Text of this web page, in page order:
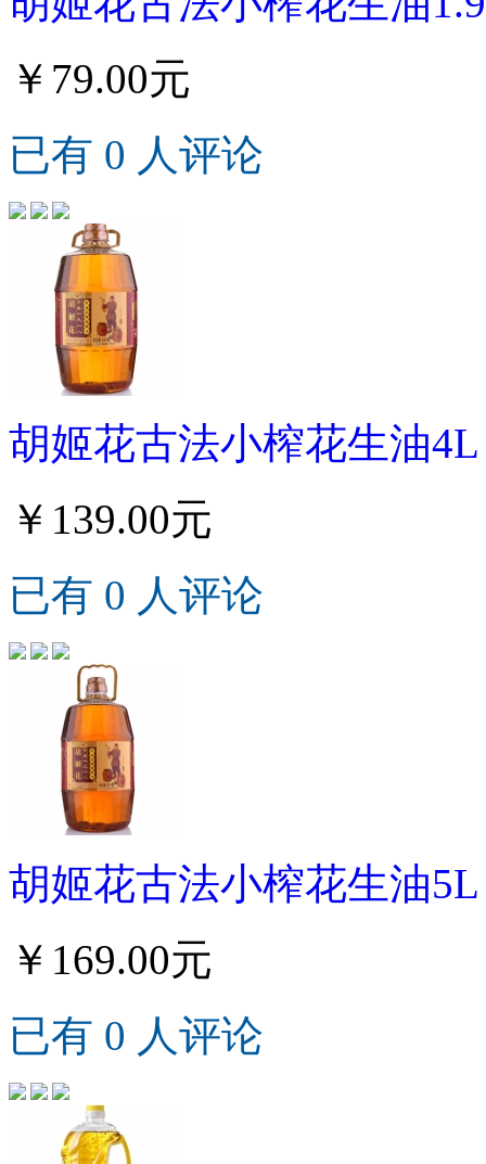
￥79.00元
已有 0 人评论
胡姬花古法小榨花生油4L
￥139.00元
已有 0 人评论
胡姬花古法小榨花生油5L
￥169.00元
已有 0 人评论